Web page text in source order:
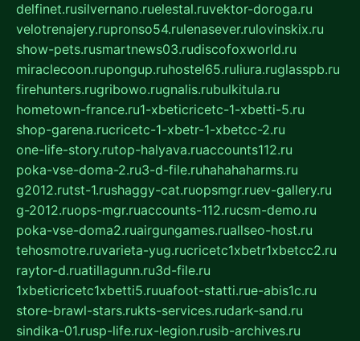
delfinet.rusilvernano.ruelestal.ruvektor-doroga.ru
velotrenajery.rupronso54.rulenasever.rulovinskix.ru
show-pets.rusmartnews03.rudiscofoxworld.ru
miraclecoon.rupongup.ruhostel65.ruliura.ruglasspb.ru
firehunters.rugribowo.rugnalis.rubulkitula.ru
hometown-france.ru1-xbeticricetc-1-xbetti-5.ru
shop-garena.rucricetc-1-xbetr-1-xbetcc-2.ru
one-life-story.rutop-halyava.ruaccounts112.ru
poka-vse-doma-2.ru3-d-file.ruhahahaharms.ru
g2012.rutst-1.rushaggy-cat.ruopsmgr.ruev-gallery.ru
g-2012.ruops-mgr.ruaccounts-112.rucsm-demo.ru
poka-vse-doma2.ruairgungames.ruallseo-host.ru
tehosmotre.ruvarieta-yug.rucricetc1xbetr1xbetcc2.ru
raytor-d.ruatillagunn.ru3d-file.ru
1xbeticricetc1xbetti5.ruuafoot-statti.rue-abis1c.ru
store-brawl-stars.rukts-services.rudark-sand.ru
sindika-01.rusp-life.rux-legion.rusib-archives.ru